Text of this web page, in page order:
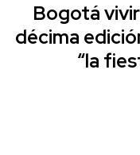
Bogotá
décima
“la